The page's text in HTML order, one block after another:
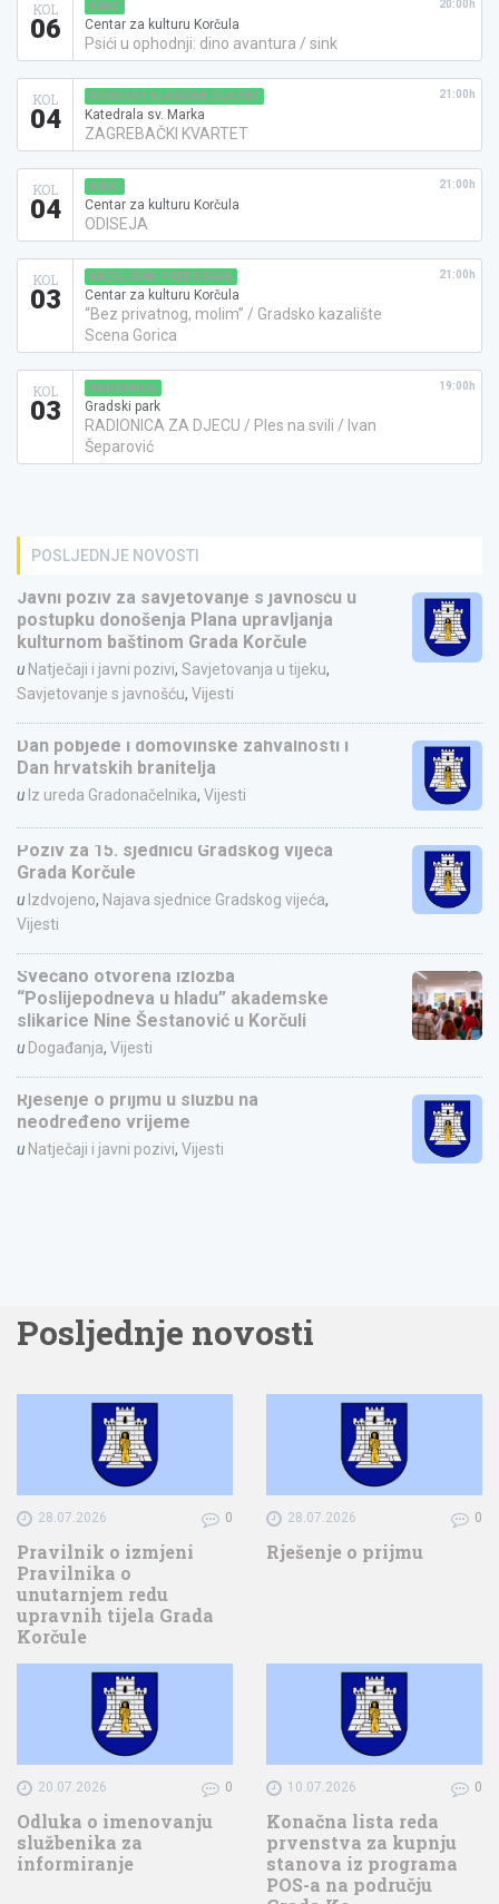
KOL
06
KINO
Centar za kulturu Korčula
Psići u ophodnji: dino avantura / sink
20:00h
KOL
04
KONCERT KLASIČNE GLAZBE
Katedrala sv. Marka
ZAGREBAČKI KVARTET
21:00h
KOL
04
KINO
Centar za kulturu Korčula
ODISEJA
21:00h
KOL
03
KAZALIŠNA PREDSTAVA
Centar za kulturu Korčula
“Bez privatnog, molim” / Gradsko kazalište
Scena Gorica
21:00h
KOL
03
RADIONICA
Gradski park
RADIONICA ZA DJECU / Ples na svili / Ivan
Šeparović
19:00h
POSLJEDNJE NOVOSTI
Javni poziv za savjetovanje s javnošću u
postupku donošenja Plana upravljanja
kulturnom baštinom Grada Korčule
u Natječaji i javni pozivi, Savjetovanja u tijeku,
Savjetovanje s javnošću, Vijesti
Dan pobjede i domovinske zahvalnosti i
Dan hrvatskih branitelja
u Iz ureda Gradonačelnika, Vijesti
Poziv za 15. sjednicu Gradskog vijeća
Grada Korčule
u Izdvojeno, Najava sjednice Gradskog vijeća,
Vijesti
Svečano otvorena izložba
“Poslijepodneva u hladu” akademske
slikarice Nine Šestanović u Korčuli
u Događanja, Vijesti
Rješenje o prijmu u službu na
neodređeno vrijeme
u Natječaji i javni pozivi, Vijesti
Posljednje novosti
28.07.2026 0
Pravilnik o izmjeni
Pravilnika o
unutarnjem redu
upravnih tijela Grada
Korčule
28.07.2026 0
Rješenje o prijmu
20.07.2026 0
Odluka o imenovanju
službenika za
informiranje
10.07.2026 0
Konačna lista reda
prvenstva za kupnju
stanova iz programa
POS-a na području